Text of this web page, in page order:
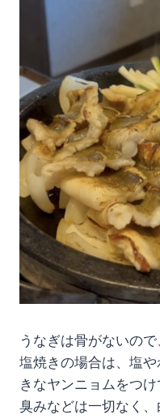
うなぎは骨がないので
塩焼きの場合は、塩
きなヤンニョムをつけ
臭みなどは一切なく